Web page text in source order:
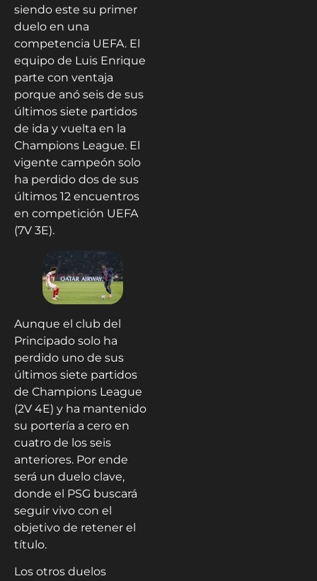
siendo este su primer
duelo en una
competencia UEFA. El
equipo de Luis Enrique
parte con ventaja
porque anó seis de sus
últimos siete partidos
de ida y vuelta en la
Champions League. El
vigente campeón solo
ha perdido dos de sus
últimos 12 encuentros
en competición UEFA
(7V 3E).
Aunque el club del
Principado solo ha
perdido uno de sus
últimos siete partidos
de Champions League
(2V 4E) y ha mantenido
su portería a cero en
cuatro de los seis
anteriores. Por ende
será un duelo clave,
donde el PSG buscará
seguir vivo con el
objetivo de retener el
título.
Los otros duelos